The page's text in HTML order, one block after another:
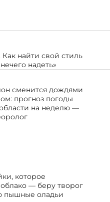
найти свой стиль
надеть»
сменится дождями
прогноз погоды
на неделю —
которое
— беру творог
пышные оладьи